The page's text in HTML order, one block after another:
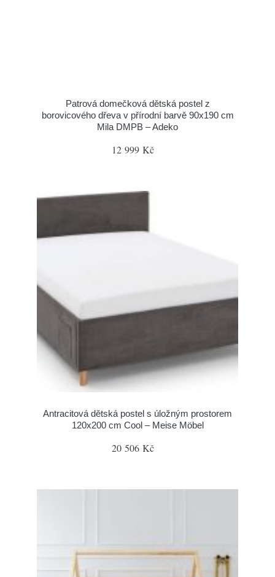
Patrová domečková dětská postel z
borovicového dřeva v přírodní barvě 90x190 cm
Mila DMPB – Adeko
12 999 Kč
Antracitová dětská postel s úložným prostorem
120x200 cm Cool – Meise Möbel
20 506 Kč